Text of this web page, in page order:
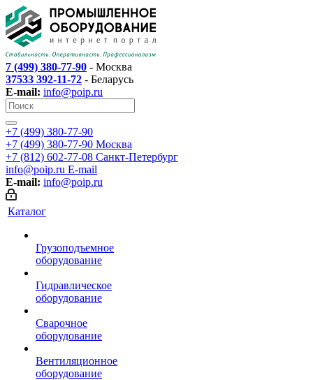
7 (499) 380-77-90 - Москва
37533 392-11-72 - Беларусь
E-mail: info@poip.ru
+7 (499) 380-77-90
+7 (499) 380-77-90 Москва
+7 (812) 602-77-08 Санкт-Петербург
info@poip.ru E-mail
E-mail: info@poip.ru
Каталог
Грузоподъемное
оборудование
Гидравлическое
оборудование
Сварочное
оборудование
Вентиляционное
оборудование